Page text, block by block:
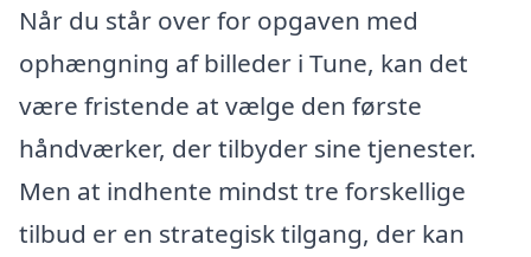
Når du står over for opgaven med
ophængning af billeder i Tune, kan det
være fristende at vælge den første
håndværker, der tilbyder sine tjenester.
Men at indhente mindst tre forskellige
tilbud er en strategisk tilgang, der kan